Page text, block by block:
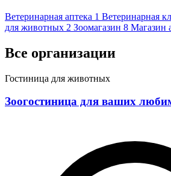
Ветеринарная аптека 1 Ветеринарная
для животных 2 Зоомагазин 8 Магазин
Все организации
Гостиница для животных
Зоогостиница для ваших